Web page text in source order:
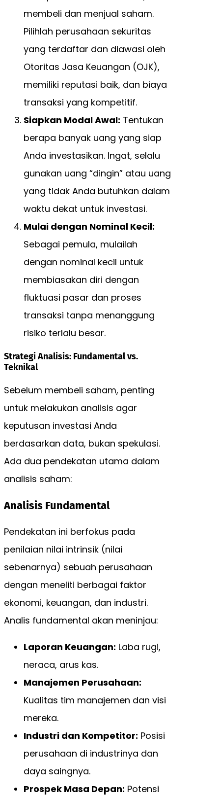
membeli dan menjual saham.
Pilihlah perusahaan sekuritas
yang terdaftar dan diawasi oleh
Otoritas Jasa Keuangan (OJK),
memiliki reputasi baik, dan biaya
transaksi yang kompetitif.
Siapkan Modal Awal: Tentukan
berapa banyak uang yang siap
Anda investasikan. Ingat, selalu
gunakan uang “dingin” atau uang
yang tidak Anda butuhkan dalam
waktu dekat untuk investasi.
Mulai dengan Nominal Kecil:
Sebagai pemula, mulailah
dengan nominal kecil untuk
membiasakan diri dengan
fluktuasi pasar dan proses
transaksi tanpa menanggung
risiko terlalu besar.
Strategi Analisis: Fundamental vs.
Teknikal
Sebelum membeli saham, penting
untuk melakukan analisis agar
keputusan investasi Anda
berdasarkan data, bukan spekulasi.
Ada dua pendekatan utama dalam
analisis saham:
Analisis Fundamental
Pendekatan ini berfokus pada
penilaian nilai intrinsik (nilai
sebenarnya) sebuah perusahaan
dengan meneliti berbagai faktor
ekonomi, keuangan, dan industri.
Analis fundamental akan meninjau:
Laporan Keuangan: Laba rugi,
neraca, arus kas.
Manajemen Perusahaan:
Kualitas tim manajemen dan visi
mereka.
Industri dan Kompetitor: Posisi
perusahaan di industrinya dan
daya saingnya.
Prospek Masa Depan: Potensi